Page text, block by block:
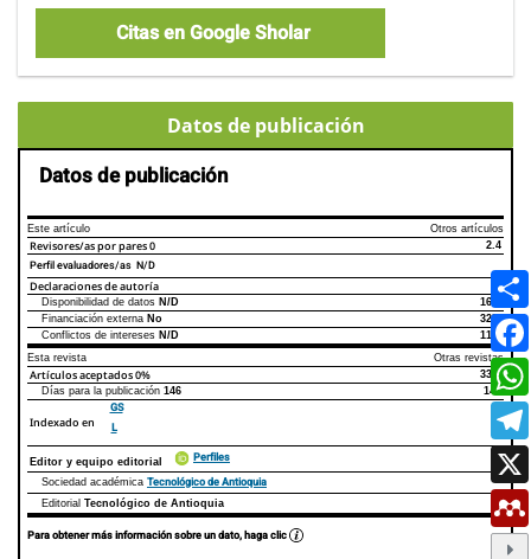
Citas en Google Sholar
Datos de publicación
Datos de publicación
Este artículo Otros artículos
Revisores/as por pares0 2.4
Perfil evaluadores/as N/D
Declaraciones de autoría
Declaraciones de autoríaEste artículo
Disponibilidad de datos N/D
16%
Financiación externa No
32%
Conflictos de intereses N/D
11%
Esta revista
Otras revistas
Artículos aceptados0%
33%
Días para la publicación 146 145
Indexado en
GS
L
Editor y equipo editorial Perfiles
Sociedad académica Tecnológico de Antioquia
Editorial Tecnológico de Antioquia
Para obtener más información sobre un dato, haga clic